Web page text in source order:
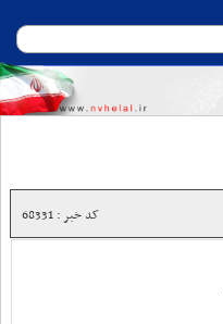
کد خبر : 68331